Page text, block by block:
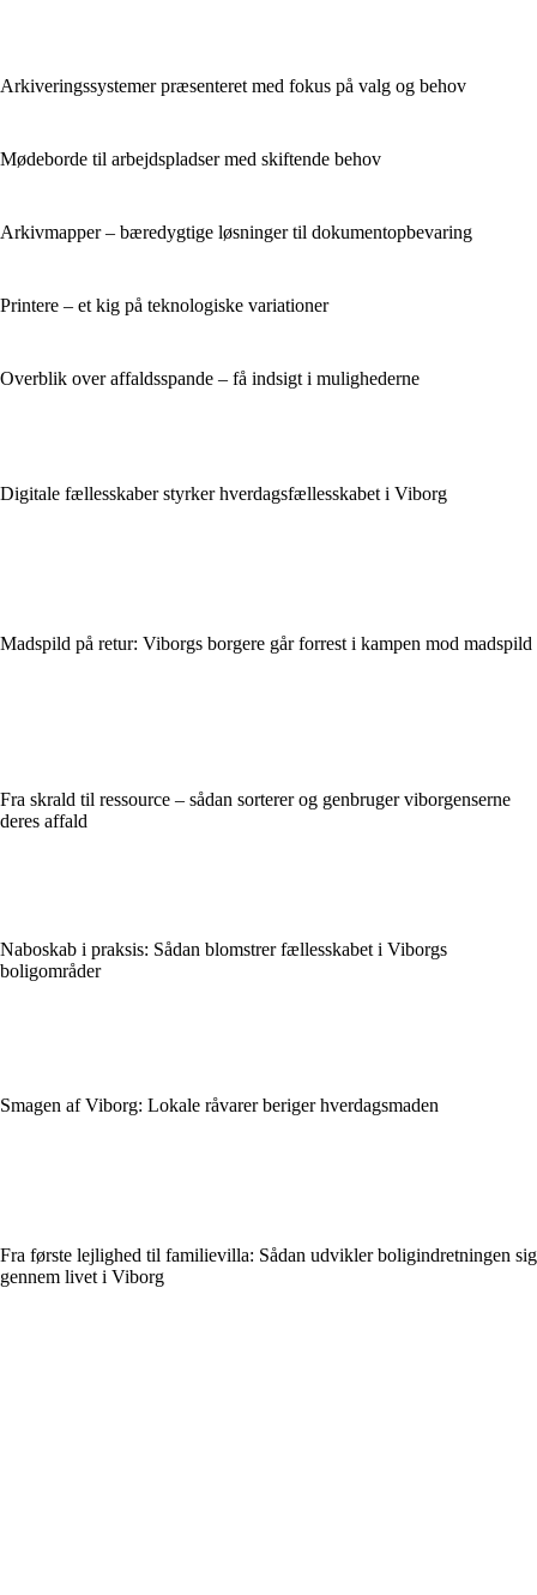
Arkiveringssystemer præsenteret med fokus på valg og behov
Mødeborde til arbejdspladser med skiftende behov
Arkivmapper – bæredygtige løsninger til dokumentopbevaring
Printere – et kig på teknologiske variationer
Overblik over affaldsspande – få indsigt i mulighederne
Digitale fællesskaber styrker hverdagsfællesskabet i Viborg
Madspild på retur: Viborgs borgere går forrest i kampen mod madspild
Fra skrald til ressource – sådan sorterer og genbruger viborgenserne
deres affald
Naboskab i praksis: Sådan blomstrer fællesskabet i Viborgs
boligområder
Smagen af Viborg: Lokale råvarer beriger hverdagsmaden
Fra første lejlighed til familievilla: Sådan udvikler boligindretningen sig
gennem livet i Viborg